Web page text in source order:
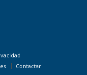
Contactar